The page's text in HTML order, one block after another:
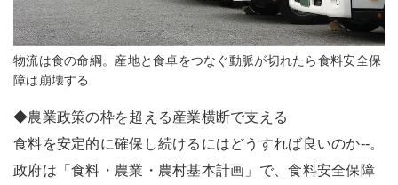
物流は食の命綱。産地と食卓をつなぐ動脈が切れたら食料安全保
障は崩壊する
◆農業政策の枠を超える産業横断で支える
食料を安定的に確保し続けるにはどうすれば良いのか--。
政府は「食料・農業・農村基本計画」で、食料安全保障